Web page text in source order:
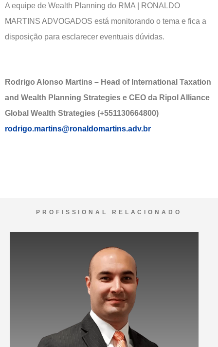
A equipe de Wealth Planning do RMA | RONALDO
MARTINS ADVOGADOS está monitorando o tema e fica a
disposição para esclarecer eventuais dúvidas.
Rodrigo Alonso Martins – Head of International Taxation
and Wealth Planning Strategies e CEO da Ripol Alliance
Global Wealth Strategies (+551130664800)
rodrigo.martins@ronaldomartins.adv.br
PROFISSIONAL RELACIONADO